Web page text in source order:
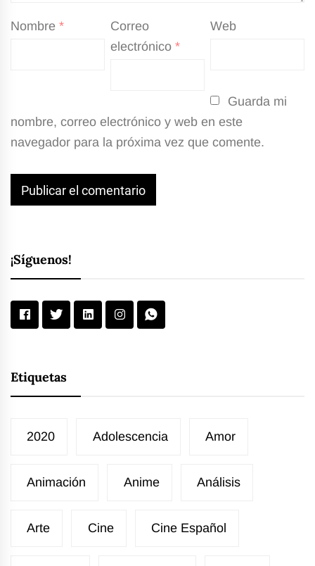
Nombre *
Correo
electrónico*
Web
Guarda mi
nombre, correo electrónico y web en este
navegador para la próxima vez que comente.
¡Síguenos!
Etiquetas
2020 Adolescencia Amor
Animación Anime Análisis
Arte Cine Cine Español